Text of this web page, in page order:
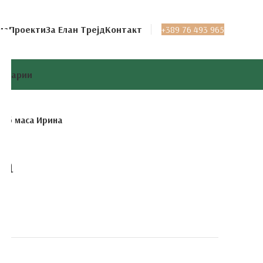
ПроектиЗа Елан ТрејдКонтакт +389 76 493 965
маса Ирина